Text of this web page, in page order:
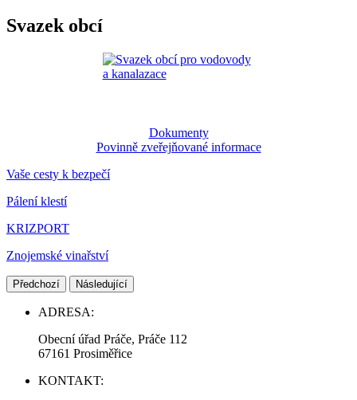
Svazek obcí
Dokumenty
Povinně zveřejňované informace
Vaše cesty k bezpečí
Pálení klestí
KRIZPORT
Znojemské vinařství
Předchozí Následující
ADRESA:
Obecní úřad Práče, Práče 112
67161 Prosiměřice
KONTAKT: